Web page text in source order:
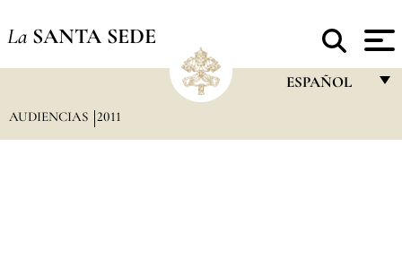
La SANTA SEDE
ESPAÑOL
AUDIENCIAS 2011